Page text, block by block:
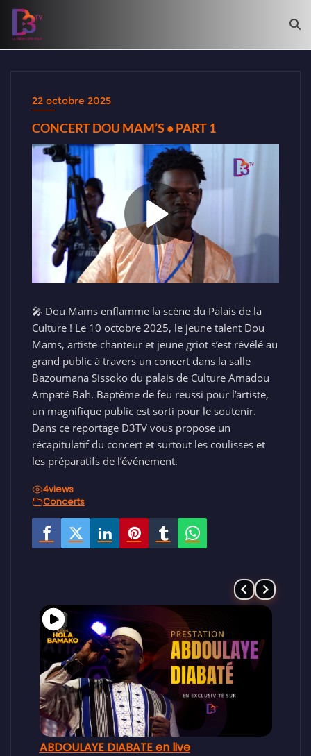
22 octobre 2025
CONCERT DOU MAM’S • PART 1
🎤 Dou Mams enflamme la scène du Palais de la
Culture ! Le 10 octobre 2025, le jeune talent Dou
Mams, artiste chanteur et jeune griot s’est révélé au
grand public à travers un concert dans la salle
Bazoumana Sissoko du palais de Culture Amadou
Ampaté Bah. Baptême de feu reussi pour l’artiste,
un magnifique public est sorti pour le soutenir.
Dans ce reportage D3TV vous propose un
récapitulatif du concert et surtout les coulisses et
les préparatifs de l’événement.
4views
Concerts
DIABATE en live